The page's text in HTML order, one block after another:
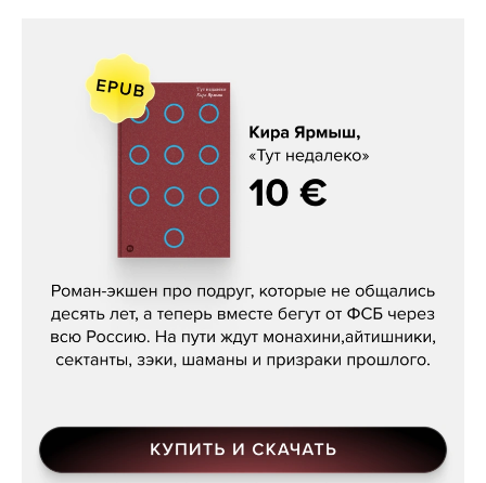
Кира Ярмыш, «Тут недалеко»